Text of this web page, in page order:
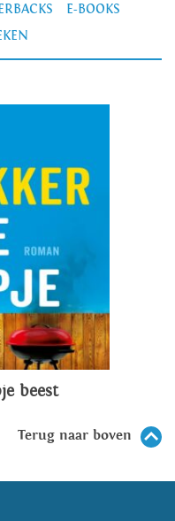
E-BOOKS
beest
Terug naar boven